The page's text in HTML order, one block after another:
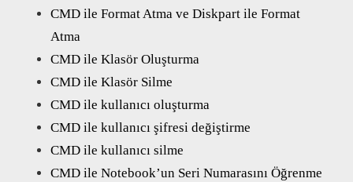
CMD ile Format Atma ve Diskpart ile Format
Atma
CMD ile Klasör Oluşturma
CMD ile Klasör Silme
CMD ile kullanıcı oluşturma
CMD ile kullanıcı şifresi değiştirme
CMD ile kullanıcı silme
CMD ile Notebook’un Seri Numarasını Öğrenme